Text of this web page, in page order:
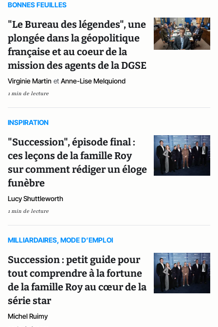
BONNES FEUILLES
"Le Bureau des légendes", une
plongée dans la géopolitique
française et au coeur de la
mission des agents de la DGSE
Virginie Martin et Anne-Lise Melquiond
1 min de lecture
INSPIRATION
"Succession", épisode final :
ces leçons de la famille Roy
sur comment rédiger un éloge
funèbre
Lucy Shuttleworth
1 min de lecture
MILLIARDAIRES, MODE D’EMPLOI
Succession : petit guide pour
tout comprendre à la fortune
de la famille Roy au cœur de la
série star
Michel Ruimy